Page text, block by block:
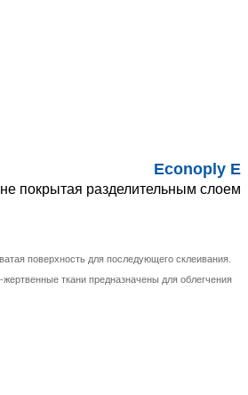
Econoply E
покрытая разделительным слоем
поверхность для последующего склеивания.
ткани предназначены для облегчения